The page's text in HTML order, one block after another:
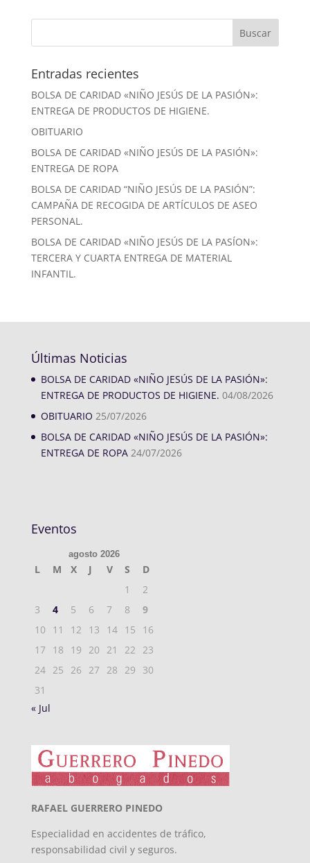
Entradas recientes
BOLSA DE CARIDAD «NIÑO JESÚS DE LA PASIÓN»:
ENTREGA DE PRODUCTOS DE HIGIENE.
OBITUARIO
BOLSA DE CARIDAD «NIÑO JESÚS DE LA PASIÓN»:
ENTREGA DE ROPA
BOLSA DE CARIDAD “NIÑO JESÚS DE LA PASIÓN”:
CAMPAÑA DE RECOGIDA DE ARTÍCULOS DE ASEO
PERSONAL.
BOLSA DE CARIDAD «NIÑO JESÚS DE LA PASÍON»:
TERCERA Y CUARTA ENTREGA DE MATERIAL
INFANTIL.
Últimas Noticias
BOLSA DE CARIDAD «NIÑO JESÚS DE LA PASIÓN»:
ENTREGA DE PRODUCTOS DE HIGIENE. 04/08/2026
OBITUARIO 25/07/2026
BOLSA DE CARIDAD «NIÑO JESÚS DE LA PASIÓN»:
ENTREGA DE ROPA 24/07/2026
Eventos
agosto 2026
L M X J V S
D
1
2
3
4 5 6 7 8
9
10
11 12 13 14 15
16
17
18 19 20 21 22
23
24 25 26 27 28 29
30
31
« Jul
RAFAEL GUERRERO PINEDO
Especialidad en accidentes de tráfico,
responsabilidad civil y seguros.